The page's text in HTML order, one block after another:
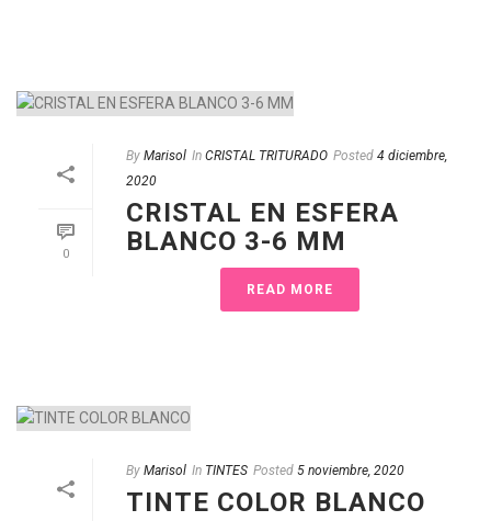
0
By Marisol In CRISTAL TRITURADO Posted 4 diciembre,
2020
CRISTAL EN ESFERA
BLANCO 3-6 MM
READ MORE
By Marisol In TINTES Posted 5 noviembre, 2020
TINTE COLOR BLANCO